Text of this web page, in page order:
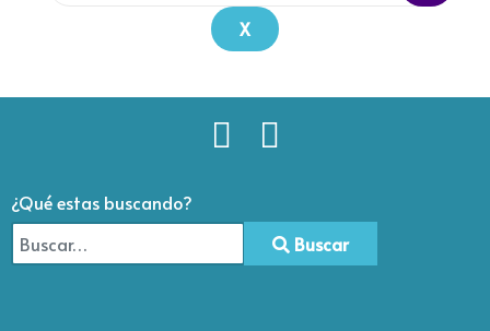
X
¿Qué estas buscando?
Buscar